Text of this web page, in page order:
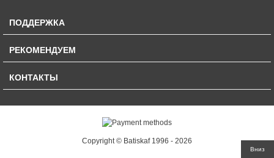
Вниз
ПОДДЕРЖКА
РЕКОМЕНДУЕМ
КОНТАКТЫ
Copyright © Batiskaf 1996 - 2026